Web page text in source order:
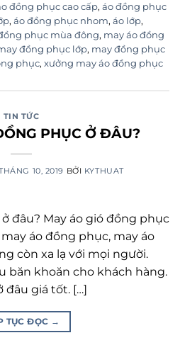
đồng phục cao cấp, áo đồng phục
, áo đồng phục nhom, áo lớp,
phục mùa đông, may áo đồng
đồng phục lớp, may đồng phục
phục, xưởng may áo đồng phục
TIN TỨC
PHỤC Ở ĐÂU?
10, 2019 BỞI KYTHUAT
đâu? May áo gió đồng phục
áo đồng phục, may áo
còn xa lạ với mọi người.
băn khoăn cho khách hàng.
đâu giá tốt. […]
TỤC ĐỌC →